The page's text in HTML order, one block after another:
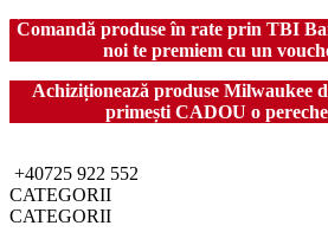
Comandă produse în rate prin TBI
noi te premiem cu un
Achiziționează produse Milwaukee
primești CADOU o
+40725 922 552
CATEGORII
CATEGORII